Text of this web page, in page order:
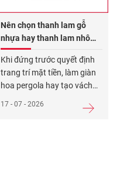
Nên chọn thanh lam gỗ
nhựa hay thanh lam nhôm
cho các hạng mục trang trí
ngoài trời?
Khi đứng trước quyết định
trang trí mặt tiền, làm giàn
hoa pergola hay tạo vách
nhiều người thường băn
17 - 07 - 2026